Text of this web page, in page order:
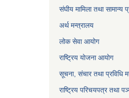
संघीय मामिला तथा सामान्य
अर्थ मन्त्रालय
लोक सेवा आयोग
राष्ट्रिय योजना आयोग
सूचना, संचार तथा प्रविधि
राष्ट्रिय परिचयपत्र तथा